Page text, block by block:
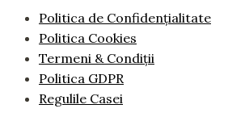
Politica de Confidențialitate
Politica Cookies
Termeni & Condiții
Politica GDPR
Regulile Casei